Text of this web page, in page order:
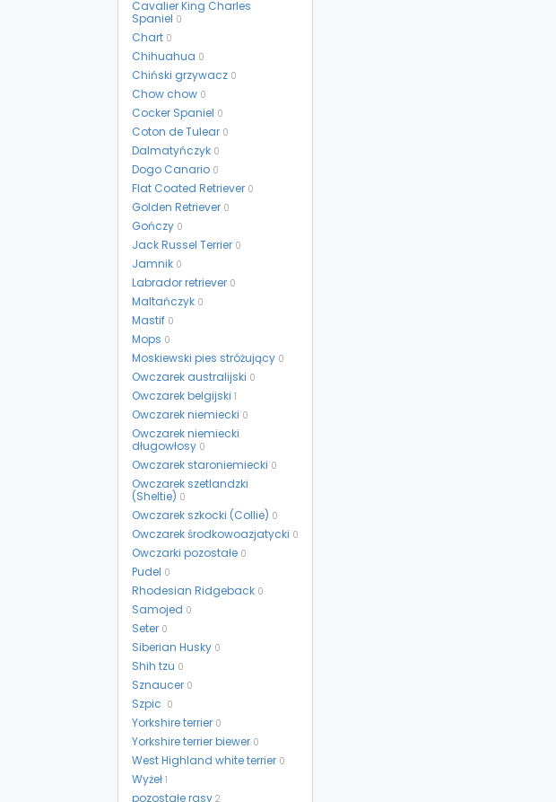
Cavalier King Charles
Spaniel 0
Chart 0
Chihuahua 0
Chiński grzywacz 0
Chow chow 0
Cocker Spaniel 0
Coton de Tulear 0
Dalmatyńczyk 0
Dogo Canario 0
Flat Coated Retriever 0
Golden Retriever 0
Gończy 0
Jack Russel Terrier 0
Jamnik 0
Labrador retriever 0
Maltańczyk 0
Mastif 0
Mops 0
Moskiewski pies stróżujący 0
Owczarek australijski 0
Owczarek belgijski 1
Owczarek niemiecki 0
Owczarek niemiecki
długowłosy 0
Owczarek staroniemiecki 0
Owczarek szetlandzki
(Sheltie) 0
Owczarek szkocki (Collie) 0
Owczarek środkowoazjatycki 0
Owczarki pozostałe 0
Pudel 0
Rhodesian Ridgeback 0
Samojed 0
Seter 0
Siberian Husky 0
Shih tzu 0
Sznaucer 0
Szpic 0
Yorkshire terrier 0
Yorkshire terrier biewer 0
West Highland white terrier 0
Wyżeł 1
pozostałe rasy 2